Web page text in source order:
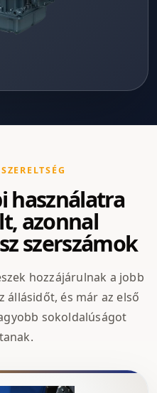
használatra
azonnal
szerszámok
hozzájárulnak a jobb
állásidőt, és már az első
sokoldalúságot